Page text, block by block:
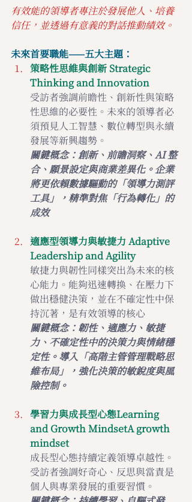
有效能的領導者專注於發展他人、培養
信任，並透過有意義的對話推動績效。
未來首要職能——五大主題：
策略性思維與創新 Strategic
Thinking and Innovation
受訪者強調前瞻性、創新性與策略
性思維的必要性。未來的領導者必
須預見人工智慧、數位轉型與永續
發展等新興趨勢。
關鍵概念：創新、前瞻洞察、AI 整
合、願景設定與商業差異化。企業
將更依賴數據驅動的「領導力測評
工具」，精準對焦「行為轉化」的
成效
適應型領導力與敏捷力 Adaptive
Leadership and Agility
敏捷力與韌性同樣突出為未來的核
心能力。能夠迅速轉換、在壓力下
做出穩健決策，並在不確定性中保
持沉著，是有效領導的核心
關鍵概念：韌性、適應力、敏捷
力、不確定性中的決策力與情緒穩
定性。導入「高階主管管理戰略思
維布局」，強化決策的敏銳度與風
險控制。
學習力與成長型心態Learning
and Growth MindsetA growth
mindset
成長型心態持續定義領導卓越性。
受訪者強調好奇心、反思與當責是
個人與專業發展的重要習慣。